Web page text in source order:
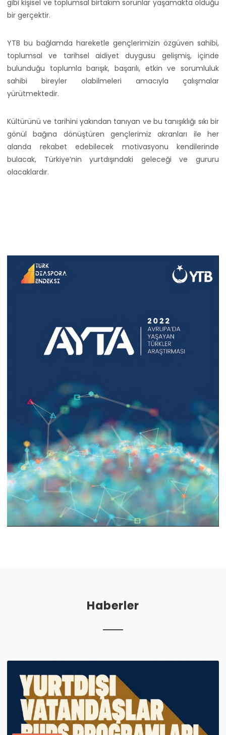
gibi kişisel ve toplumsal birtakım sorunlar yaşamakta olduğu
bir gerçektir.
YTB bu bağlamda hareketle gençlerimizin özgüven sahibi,
toplumsal ve tarihsel aidiyet duygusu gelişmiş, içinde
bulunduğu toplumla barışık, başarılı, etkin ve sorumluluk
sahibi bireyler olabilmeleri amacıyla çalışmalar
yürütmektedir.
Kültürünü ve tarihini yakından tanıyan ve bu tanışıklığı sıkı bir
gönül bağına dönüştüren gençlerimiz akranları ile her
alanda rekabet edebilecek motivasyonu kendilerinde
bulacak, Türkiye’nin yurtdışındaki geleceği ve gururu
olacaklardır.
Haberler